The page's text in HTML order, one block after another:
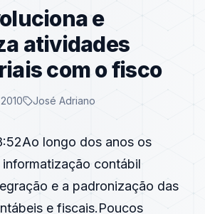
e
atividades
com o fisco
José Adriano
longo dos anos os
contábil
e a padronização das
e fiscais.Poucos